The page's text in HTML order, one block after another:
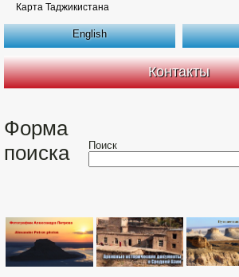
Карта Таджикистана
English
Контакты
Форма
поиска
Поиск